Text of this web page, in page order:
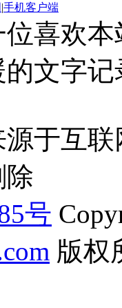
|手机客户端
喜欢
文字
于互
除
号
版权